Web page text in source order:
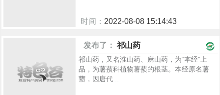
时间： 2022-08-08 15:14:43
发布了： 祁山药
祁山药，又名淮山药、麻山药，为“本经”上
品，为薯蓣科植物薯蓣的根茎。本经原名薯
蓣，因唐代...